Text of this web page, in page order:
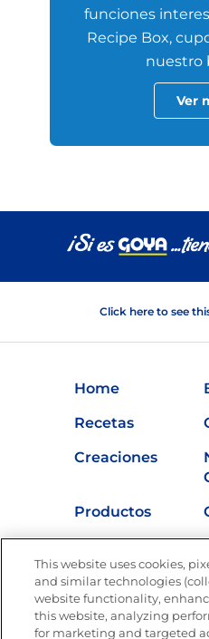
funciones
Recipe Box,
nuestro
Ver
Click here to see
Home
Recetas
Creaciones
Productos
Nutrición
This website uses cookies,
and similar technologies
website functionality,
this website, analyzing
for marketing and targeted